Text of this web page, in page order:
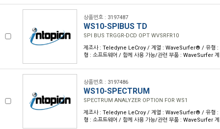
상품번호 : 3197487
WS10-SPIBUS TD
SPI BUS TRGGR-DCD OPT WVSRFR10
제조사 : Teledyne LeCroy / 계열 : WaveSurfer® / 유형 :
형 : 소프트웨어 / 함께 사용 가능/관련 부품 : WaveSurfer
상품번호 : 3197486
WS10-SPECTRUM
SPECTRUM ANALYZER OPTION FOR WS1
제조사 : Teledyne LeCroy / 계열 : WaveSurfer® / 유형 :
형 : 소프트웨어 / 함께 사용 가능/관련 부품 : WaveSurfer